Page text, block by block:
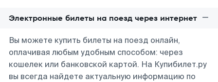
Электронные билеты на поезд через интернет
Вы можете купить билеты на поезд онлайн,
оплачивая любым удобным способом: через
кошелек или банковской картой. На Купибилет.ру
вы всегда найдете актуальную информацию по